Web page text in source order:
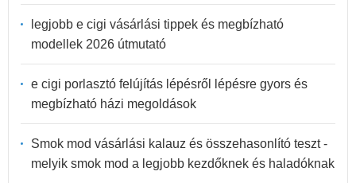
legjobb e cigi vásárlási tippek és megbízható
modellek 2026 útmutató
e cigi porlasztó felújítás lépésről lépésre gyors és
megbízható házi megoldások
Smok mod vásárlási kalauz és összehasonlító teszt -
melyik smok mod a legjobb kezdőknek és haladóknak